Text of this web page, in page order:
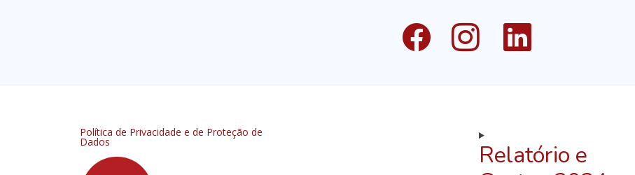
Política de Privacidade e de Proteção de
Dados
Relatório e